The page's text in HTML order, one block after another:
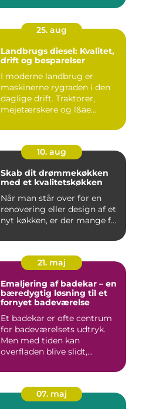
25. aug
Landbrugs diesel: Kvalitet,
drift og besparelser
I moderne landbrug er
maskinerne rygraden i den
daglige drift. Traktorer,
mejetærskere og l&ae...
10. aug
Skab dit drømmekøkken
med et kvalitetskøkken
Når man står over for en
renovering eller design af et
nyt køkken, er der mange f...
21. maj
Emaljering af badekar – en
bæredygtig løsning til et
fornyet badeværelse
Et badekar er ofte centrum
for badeværelsets udtryk.
Men med tiden kan
overfladen blive slidt,...
07. maj